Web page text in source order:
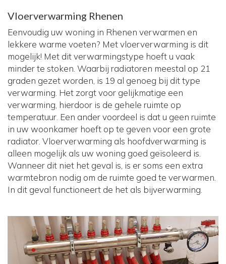
Vloerverwarming Rhenen
Eenvoudig uw woning in Rhenen verwarmen en
lekkere warme voeten? Met vloerverwarming is dit
mogelijk! Met dit verwarmingstype hoeft u vaak
minder te stoken. Waarbij radiatoren meestal op 21
graden gezet worden, is 19 al genoeg bij dit type
verwarming. Het zorgt voor gelijkmatige een
verwarming, hierdoor is de gehele ruimte op
temperatuur. Een ander voordeel is dat u geen ruimte
in uw woonkamer hoeft op te geven voor een grote
radiator. Vloerverwarming als hoofdverwarming is
alleen mogelijk als uw woning goed geïsoleerd is.
Wanneer dit niet het geval is, is er soms een extra
warmtebron nodig om de ruimte goed te verwarmen.
In dit geval functioneert de het als bijverwarming.